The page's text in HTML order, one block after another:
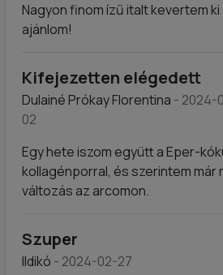
Nagyon finom ízű italt kevertem
ajánlom!
Kifejezetten elégedett
Dulainé Prókay Florentina - 2024-
02
Egy hete iszom együtt a Eper-
kollagénporral, és szerintem már
változás az arcomon.
Szuper
Ildikó - 2024-02-27